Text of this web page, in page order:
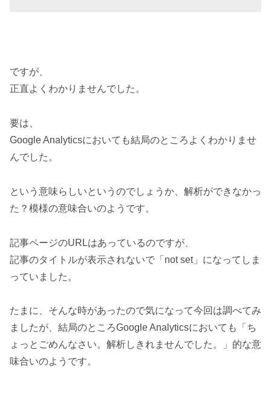
ですが、
正直よくわかりませんでした。
要は、
Google Analyticsにおいても結局のところよくわかりませ
んでした。
という意味らしいというのでしょうか、解析ができなかっ
た？模様の意味合いのようです。
記事ページのURLはあっているのですが、
記事のタイトルが表示されないで「not set」になってしま
っていました。
たまに、そんな時があったので気になって今回は調べてみ
ましたが、結局のところGoogle Analyticsにおいても「ち
ょっとごめんなさい。解析しきれませんでした。」的な意
味合いのようです。